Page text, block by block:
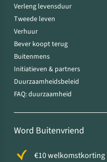
Verleng levensduur
Tweede leven
Verhuur
Bever koopt terug
Buitenmens
Initiatieven & partners
Duurzaamheidsbeleid
FAQ: duurzaamheid
Word Buitenvriend
€10 welkomstkorting